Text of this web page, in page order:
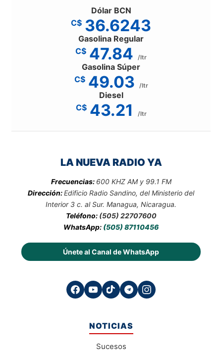
Dólar BCN
C$ 36.6243
Gasolina Regular
C$ 47.84 /ltr
Gasolina Súper
C$ 49.03 /ltr
Diesel
C$ 43.21 /ltr
LA NUEVA RADIO YA
Frecuencias: 600 KHZ AM y 99.1 FM
Dirección:Edificio Radio Sandino, del Ministerio del
Interior 3 c. al Sur. Managua, Nicaragua.
Teléfono: (505) 22707600
WhatsApp: (505) 87110456
Únete al Canal de WhatsApp
NOTICIAS
Sucesos